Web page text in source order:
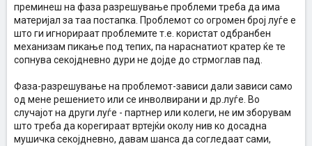
преминеш на фаза разрешување проблеми треба да има
материјал за таа постапка. Проблемот со огромен број луѓе е
што ги игнорираат проблемите т.е. користат одбранбен
механизам пикање под тепих, па нараснатиот кратер ќе те
сопнува секојдневно дури не дојде до стрмоглав пад.
Фаза-разрешување на проблемот-зависи дали зависи само
од мене решението или се инволвирани и др.луѓе. Во
случајот на други луѓе - партнер или колеги, не им зборувам
што треба да корегираат вртејќи околу нив ко досадна
мушичка секојдневно, давам шанса да согледаат сами,